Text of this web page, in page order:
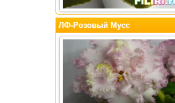
ЛФ-Розовый Мусс